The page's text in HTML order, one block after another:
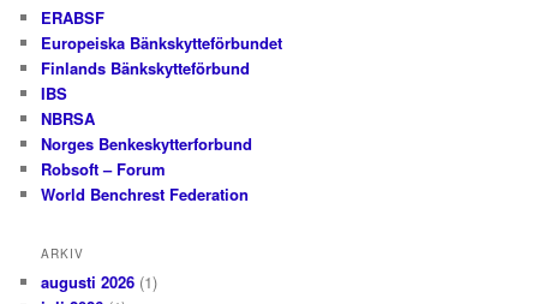
ERABSF
Europeiska Bänkskytteförbundet
Finlands Bänkskytteförbund
IBS
NBRSA
Norges Benkeskytterforbund
Robsoft – Forum
World Benchrest Federation
ARKIV
augusti 2026 (1)